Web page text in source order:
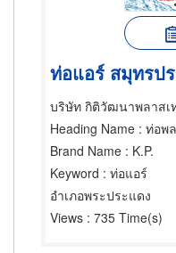
ท่อแอร์ สมุทรป
บริษัท กิติวัฒนาพลาสเ
Heading Name : ท่อพล
Brand Name : K.P.
Keyword : ท่อแอร์
อำเภอพระประแดง
Views : 735 Time(s)